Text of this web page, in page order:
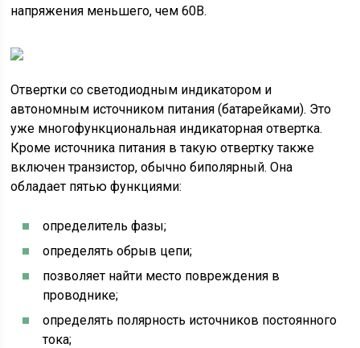
напряжения меньшего, чем 60В.
Отвертки со светодиодным индикатором и
автономным источником питания (батарейками). Это
уже многофункциональная индикаторная отвертка.
Кроме источника питания в такую отвертку также
включен транзистор, обычно биполярный. Она
обладает пятью функциями:
определитель фазы;
определять обрыв цепи;
позволяет найти место повреждения в
проводнике;
определять полярность источников постоянного
тока;